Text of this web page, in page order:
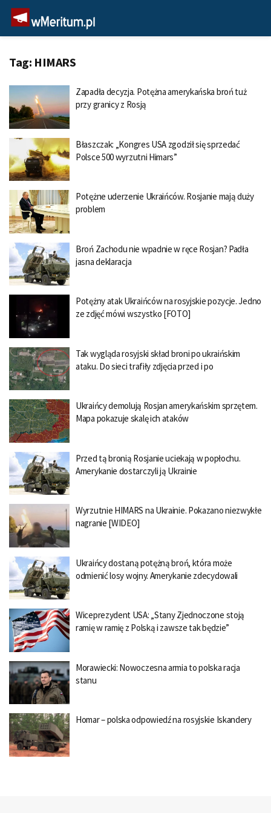
Tag: HIMARS
Zapadła decyzja. Potężna amerykańska broń tuż
przy granicy z Rosją
Błaszczak: „Kongres USA zgodził się sprzedać
Polsce 500 wyrzutni Himars”
Potężne uderzenie Ukraińców. Rosjanie mają duży
problem
Broń Zachodu nie wpadnie w ręce Rosjan? Padła
jasna deklaracja
Potężny atak Ukraińców na rosyjskie pozycje. Jedno
ze zdjęć mówi wszystko [FOTO]
Tak wygląda rosyjski skład broni po ukraińskim
ataku. Do sieci trafiły zdjęcia przed i po
Ukraińcy demolują Rosjan amerykańskim sprzętem.
Mapa pokazuje skalę ich ataków
Przed tą bronią Rosjanie uciekają w popłochu.
Amerykanie dostarczyli ją Ukrainie
Wyrzutnie HIMARS na Ukrainie. Pokazano niezwykłe
nagranie [WIDEO]
Ukraińcy dostaną potężną broń, która może
odmienić losy wojny. Amerykanie zdecydowali
Wiceprezydent USA: „Stany Zjednoczone stoją
ramię w ramię z Polską i zawsze tak będzie”
Morawiecki: Nowoczesna armia to polska racja
stanu
Homar – polska odpowiedź na rosyjskie Iskandery